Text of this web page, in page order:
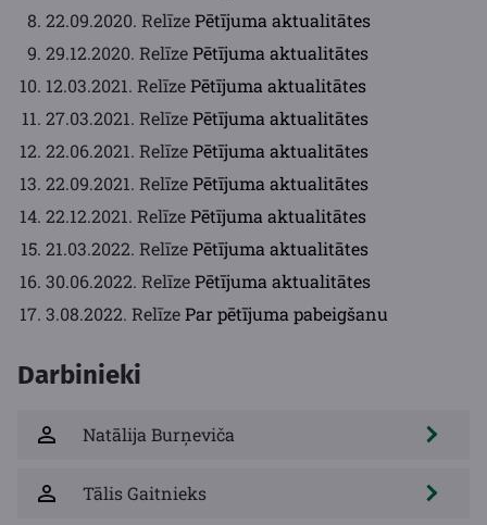
22.09.2020. RelīzePētījuma aktualitātes
29.12.2020. RelīzePētījuma aktualitātes
12.03.2021. RelīzePētījuma aktualitātes
27.03.2021. RelīzePētījuma aktualitātes
22.06.2021. RelīzePētījuma aktualitātes
22.09.2021. RelīzePētījuma aktualitātes
22.12.2021. RelīzePētījuma aktualitātes
21.03.2022. RelīzePētījuma aktualitātes
30.06.2022. RelīzePētījuma aktualitātes
3.08.2022. RelīzePar pētījuma pabeigšanu
Darbinieki
Natālija Burņeviča
Tālis Gaitnieks